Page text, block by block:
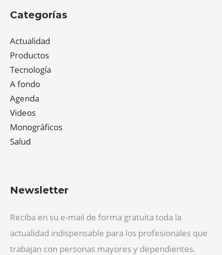
Categorías
Actualidad
Productos
Tecnología
A fondo
Agenda
Videos
Monográficos
Salud
Newsletter
Reciba en su e-mail de forma gratuita toda la
actualidad indispensable para los profesionales que
trabajan con personas mayores y dependientes.